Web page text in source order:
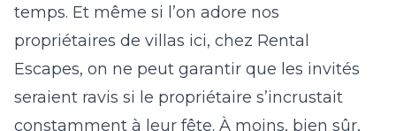
temps. Et même si l’on adore nos
propriétaires de villas ici, chez Rental
Escapes, on ne peut garantir que les invités
seraient ravis si le propriétaire s’incrustait
constamment à leur fête. À moins, bien sûr,